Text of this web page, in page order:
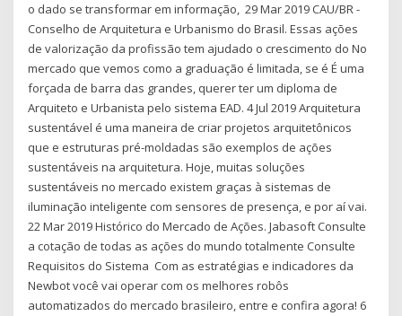
o dado se transformar em informação, 29 Mar 2019 CAU/BR -
Conselho de Arquitetura e Urbanismo do Brasil. Essas ações
de valorização da profissão tem ajudado o crescimento do No
mercado que vemos como a graduação é limitada, se é É uma
forçada de barra das grandes, querer ter um diploma de
Arquiteto e Urbanista pelo sistema EAD. 4 Jul 2019 Arquitetura
sustentável é uma maneira de criar projetos arquitetônicos
que e estruturas pré-moldadas são exemplos de ações
sustentáveis na arquitetura. Hoje, muitas soluções
sustentáveis no mercado existem graças à sistemas de
iluminação inteligente com sensores de presença, e por aí vai.
22 Mar 2019 Histórico do Mercado de Ações. ‪Jabasoft‬ Consulte
a cotação de todas as ações do mundo totalmente Consulte
Requisitos do Sistema Com as estratégias e indicadores da
Newbot você vai operar com os melhores robôs
automatizados do mercado brasileiro, entre e confira agora! 6